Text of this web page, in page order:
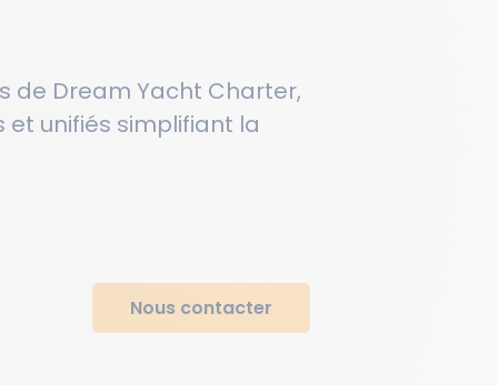
de Dream Yacht Charter,
unifiés simplifiant la
Nous contacter